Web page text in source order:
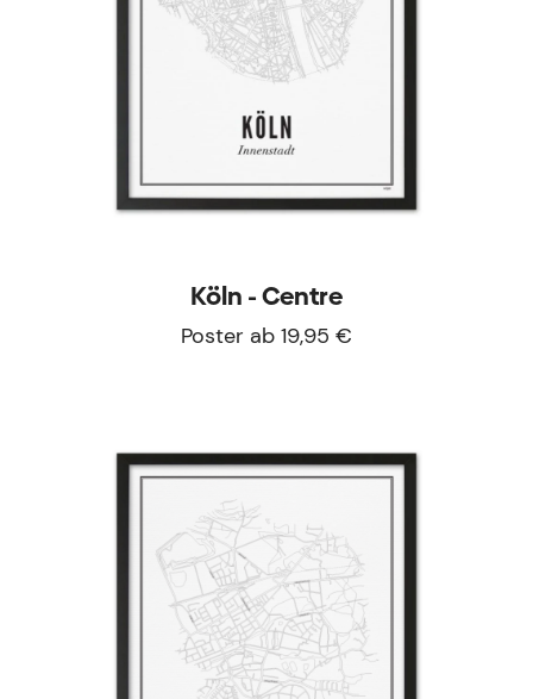
Köln - Centre
Poster ab 19,95 €